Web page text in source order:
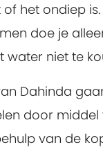
het ondiep is.
doe je
water niet te
Dahinda
door
van de